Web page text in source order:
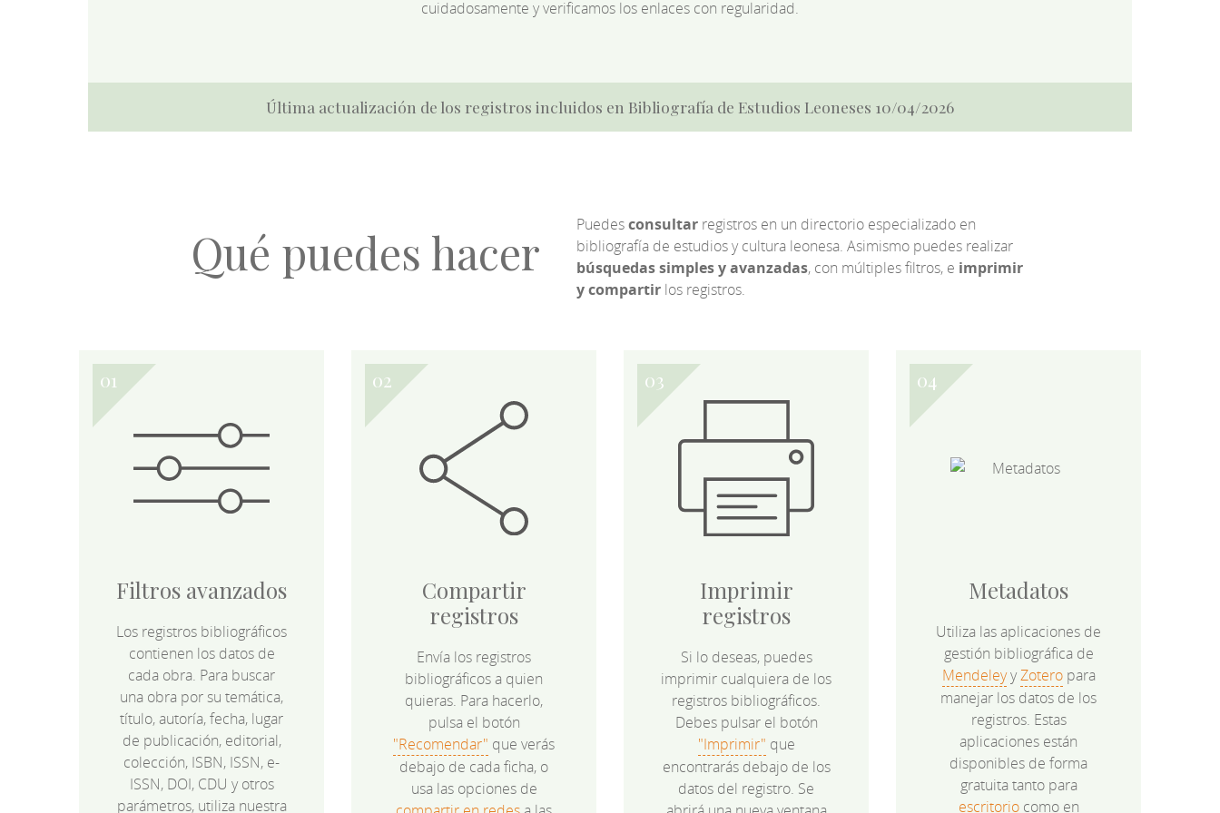
cuidadosamente y verificamos los enlaces con regularidad.
Última actualización de los registros incluidos en Bibliografía de Estudios Leoneses 10/04/2026
Qué puedes hacer Puedesconsultarregistros en un directorio especializado en
bibliografía de estudios y cultura leonesa. Asimismo puedes realizar
búsquedas simples y avanzadas, con múltiples filtros, e imprimir
y compartirlos registros.
Filtros avanzados
Los registros bibliográficos
contienen los datos de
cada obra. Para buscar
una obra por su temática,
título, autoría, fecha, lugar
de publicación, editorial,
colección, ISBN, ISSN, e-
ISSN, DOI, CDU y otros
parámetros, utiliza nuestra
Compartir
registros
Envía los registros
bibliográficos a quien
quieras. Para hacerlo,
pulsa el botón
"Recomendar" que verás
debajo de cada ficha, o
usa las opciones de
Imprimir
registros
Si lo deseas, puedes
imprimir cualquiera de los
registros bibliográficos.
Debes pulsar el botón
"Imprimir" que
encontrarás debajo de los
datos del registro. Se
Metadatos
Utiliza las aplicaciones de
gestión bibliográfica de
MendeleyyZoteropara
manejar los datos de los
registros. Estas
aplicaciones están
disponibles de forma
gratuita tanto para
escritoriocomo en